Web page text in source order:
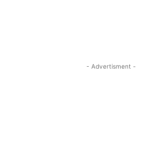
- Advertisment -